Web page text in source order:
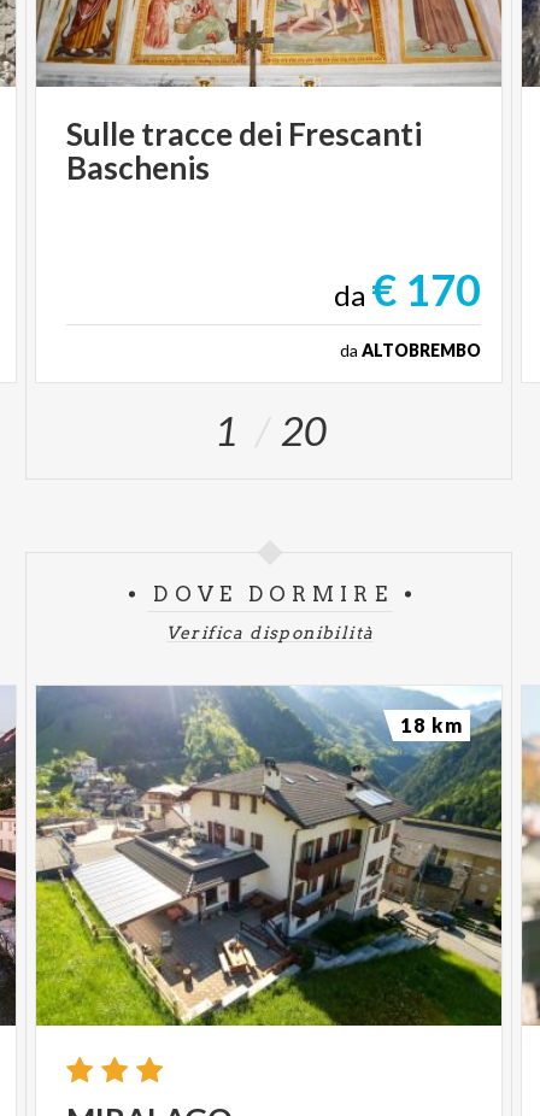
Sulletraccedei Frescanti
Baschenis
da € 170
da ALTOBREMBO
1 20
DOVE DORMIRE
Verifica disponibilità
18 km